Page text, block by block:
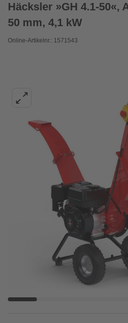
Häcksler »GH 4.1-50«,
50 mm, 4,1 kW
Online-Artikelnr.: 1571543